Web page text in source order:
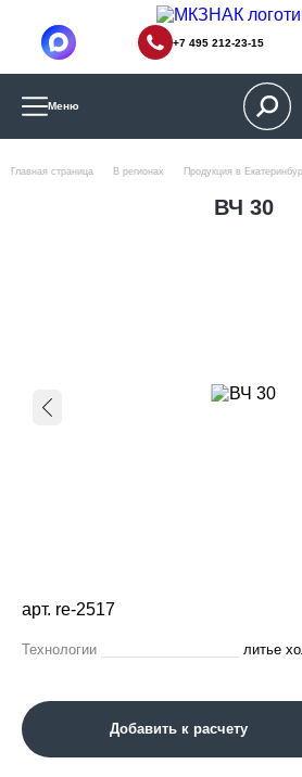
+7 495 212-23-15
Меню
Главная страница В регионах Продукция в
ВЧ 30
арт. re-2517
Технологии литье
Добавить к расчету